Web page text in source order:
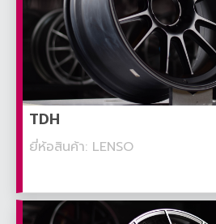
TDH
ยี่ห้อสินค้า: LENSO